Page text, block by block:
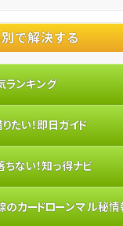
で解決する
ランキング
たい！即日ガイド
ない！知っ得ナビ
のカードローンマル秘情